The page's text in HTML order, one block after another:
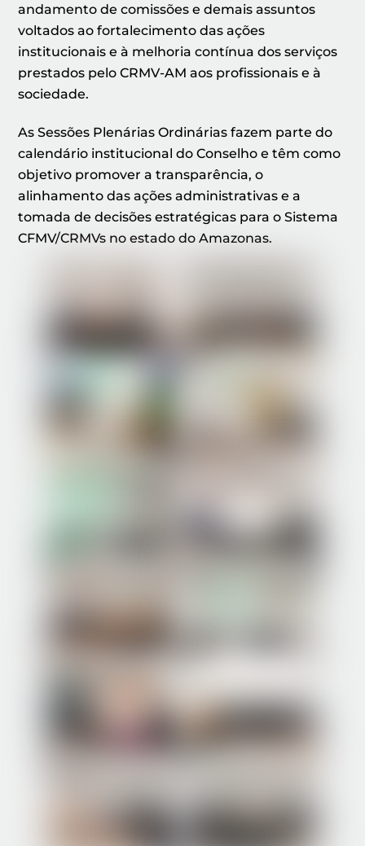
andamento de comissões e demais assuntos
voltados ao fortalecimento das ações
institucionais e à melhoria contínua dos serviços
prestados pelo CRMV-AM aos profissionais e à
sociedade.
As Sessões Plenárias Ordinárias fazem parte do
calendário institucional do Conselho e têm como
objetivo promover a transparência, o
alinhamento das ações administrativas e a
tomada de decisões estratégicas para o Sistema
CFMV/CRMVs no estado do Amazonas.